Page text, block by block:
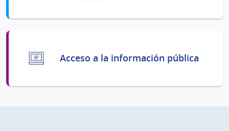
Acceso a la información pública